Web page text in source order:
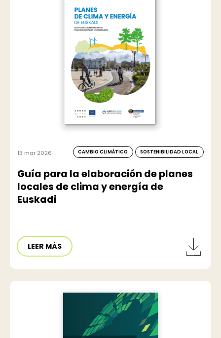
13 mar 2026 CAMBIO CLIMÁTICO SOSTENIBILIDAD LOCAL
Guía para la elaboración de planes
locales de clima y energía de
Euskadi
LEER MÁS